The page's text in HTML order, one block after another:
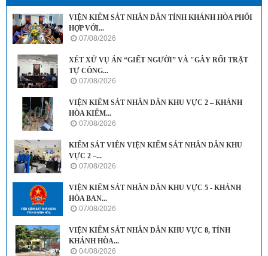
VIỆN KIỂM SÁT NHÂN DÂN TỈNH KHÁNH HÒA PHỐI
HỢP VỚI...
07/08/2026
XÉT XỬ VỤ ÁN “GIẾT NGƯỜI” VÀ "GÂY RỐI TRẬT
TỰ CÔNG...
07/08/2026
VIỆN KIỂM SÁT NHÂN DÂN KHU VỰC 2 – KHÁNH
HÒA KIỂM...
07/08/2026
KIỂM SÁT VIÊN VIỆN KIỂM SÁT NHÂN DÂN KHU
VỰC 2 –...
07/08/2026
VIỆN KIỂM SÁT NHÂN DÂN KHU VỰC 5 - KHÁNH
HÒA BAN...
07/08/2026
VIỆN KIỂM SÁT NHÂN DÂN KHU VỰC 8, TỈNH
KHÁNH HÒA...
04/08/2026